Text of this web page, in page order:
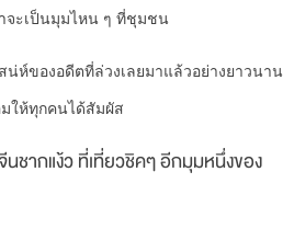
จะเป็นมุมไหน ๆ ที่ชุมชน
น่ห์ของอดีตที่ล่วงเลยมาแล้วอย่างยาวนาน
ให้ทุกคนได้สัมผัส